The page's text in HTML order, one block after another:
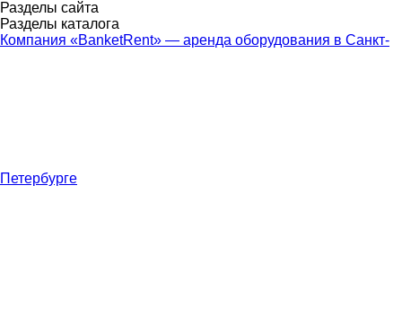
Разделы сайта
Разделы каталога
Компания «BanketRent» — аренда оборудования в Санкт-
Петербурге